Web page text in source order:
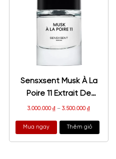
Sensxsent Musk À La
Poire 11 Extrait De
Parfum
3.000.000₫ – 3.500.000₫
Mua ngay Thêm giỏ